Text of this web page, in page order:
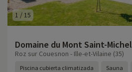
1 / 15
Domaine du Mont Saint-Michel
Roz sur Couesnon - Ille-et-Vilaine (35)
Piscina cubierta climatizada Sauna